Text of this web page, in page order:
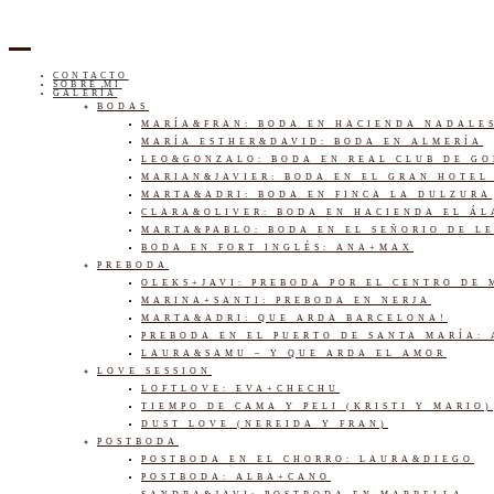
CONTACTO
SOBRE MI
GALERÍA
BODAS
MARÍA&FRAN: BODA EN HACIENDA NADALES
MARÍA ESTHER&DAVID: BODA EN ALMERÍA
LEO&GONZALO: BODA EN REAL CLUB DE
MARIAN&JAVIER: BODA EN EL GRAN HOTEL
MARTA&ADRI: BODA EN FINCA LA DULZURA
CLARA&OLIVER: BODA EN HACIENDA EL
MARTA&PABLO: BODA EN EL SEÑORIO DE
BODA EN FORT INGLÉS: ANA+MAX
PREBODA
OLEKS+JAVI: PREBODA POR EL CENTRO DE
MARINA+SANTI: PREBODA EN NERJA
MARTA&ADRI: QUE ARDA BARCELONA!
PREBODA EN EL PUERTO DE SANTA MARÍA:
LAURA&SAMU – Y QUE ARDA EL AMOR
LOVE SESSION
LOFTLOVE: EVA+CHECHU
TIEMPO DE CAMA Y PELI (KRISTI Y MARIO)
DUST LOVE (NEREIDA Y FRAN)
POSTBODA
POSTBODA EN EL CHORRO: LAURA&DIEGO
POSTBODA: ALBA+CANO